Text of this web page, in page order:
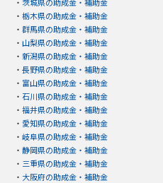
・ 栃木県の助成金・補助金
・ 群馬県の助成金・補助金
・ 山梨県の助成金・補助金
・ 新潟県の助成金・補助金
・ 長野県の助成金・補助金
・ 富山県の助成金・補助金
・ 石川県の助成金・補助金
・ 福井県の助成金・補助金
・ 愛知県の助成金・補助金
・ 岐阜県の助成金・補助金
・ 静岡県の助成金・補助金
・ 三重県の助成金・補助金
・ 大阪府の助成金・補助金